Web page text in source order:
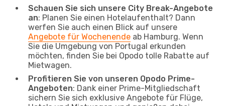
Schauen Sie sich unsere City Break-Angebote
an: Planen Sie einen Hotelaufenthalt? Dann
werfen Sie auch einen Blick auf unsere
Angebote für Wochenende ab Hamburg. Wenn
Sie die Umgebung von Portugal erkunden
möchten, finden Sie bei Opodo tolle Rabatte auf
Mietwagen.
Profitieren Sie von unseren Opodo Prime-
Angeboten: Dank einer Prime-Mitgliedschaft
sichern Sie sich exklusive Angebote für Flüge,